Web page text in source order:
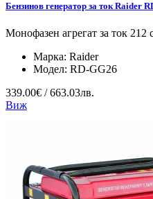
Бензинов генератор за ток Raider
Монофазен агрегат за ток 212
Марка: Raider
Модел: RD-GG26
339.00€ / 663.03лв.
Виж